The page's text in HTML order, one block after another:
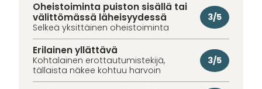
Oheistoiminta puiston sisällä tai
välittömässä läheisyydessä
Selkeä yksittäinen oheistoiminta
3/5
Erilainen yllättävä
Kohtalainen erottautumistekijä,
tällaista näkee kohtuu harvoin
3/5